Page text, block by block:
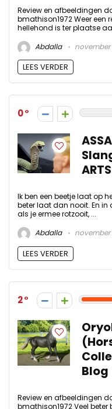
Review en afbeeldingen
bmathison1972 Weer een
hellehond is ter plaatse
Abdalla
november
LEES VERDER
0
Ik ben een beetje laat op
beter laat dan nooit. En in
als je ermee rotzooit, ...
Abdalla
november
LEES VERDER
2
Blog
Review en afbeeldingen
bmathison1972 Veel beter